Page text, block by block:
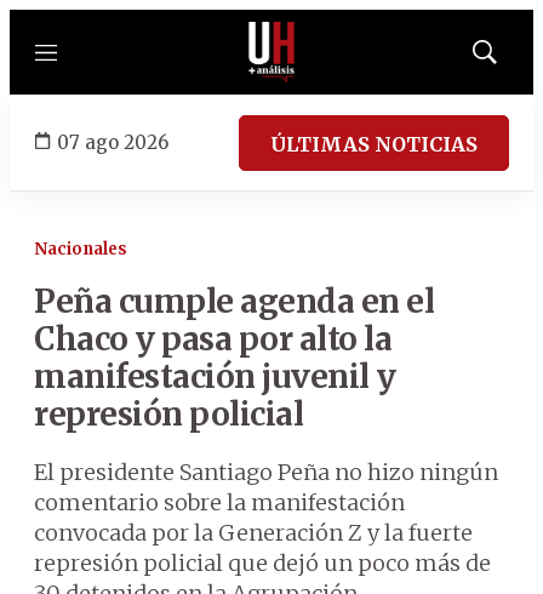
Menú
Mostrar
07 ago 2026 ÚLTIMAS NOTICIAS
Nacionales
Peña cumple agenda en el
Chaco y pasa por alto la
manifestación juvenil y
represión policial
El presidente Santiago Peña no hizo ningún
comentario sobre la manifestación
convocada por la Generación Z y la fuerte
represión policial que dejó un poco más de